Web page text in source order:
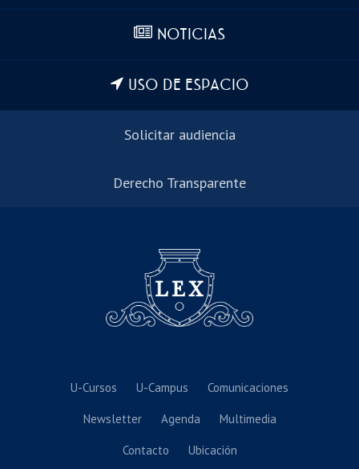
NOTICIAS
USO DE ESPACIO
Solicitar audiencia
Derecho Transparente
U-Cursos U-Campus Comunicaciones
Newsletter Agenda Multimedia
Contacto Ubicación